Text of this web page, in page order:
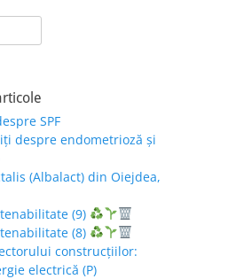
SPF
despre endometrioză și
(Albalact) din Oiejdea,
(9)
(8)
construcțiilor:
electrică (P)